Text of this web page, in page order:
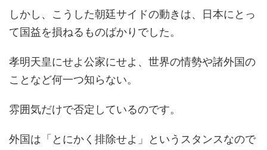
しかし、こうした朝廷サイドの動きは、日本にとっ
て国益を損ねるものばかりでした。
孝明天皇にせよ公家にせよ、世界の情勢や諸外国の
ことなど何一つ知らない。
雰囲気だけで否定しているのです。
外国は「とにかく排除せよ」というスタンスなので